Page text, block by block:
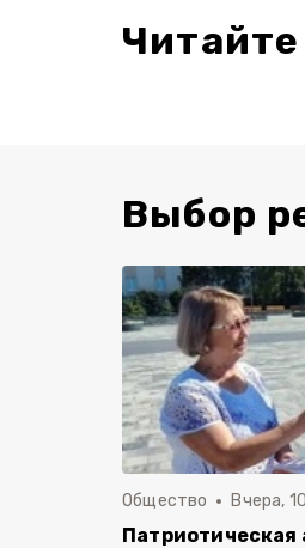
Выбор
Общество Вчера,
Патриотическая